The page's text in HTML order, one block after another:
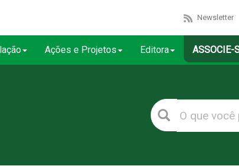
Newsletter
Ações e Projetos Editora ASSOCIE-